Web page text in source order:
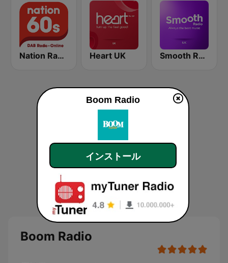
Nation Radio 60s Heart UK Smooth Radio UK
Boom Radio
Boom Radio
インストール